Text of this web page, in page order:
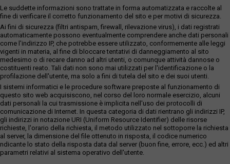
Le suddette informazioni sono trattate in forma automatizzata e raccolte al
fine di verificare il corretto funzionamento del sito e per motivi di sicurezza.
Ai fini di sicurezza (filtri antispam, firewall, rilevazione virus), i dati registrati
automaticamente possono eventualmente comprendere anche dati personali
come l'indirizzo IP, che potrebbe essere utilizzato, conformemente alle leggi
vigenti in materia, al fine di bloccare tentativi di danneggiamento al sito
medesimo o di recare danno ad altri utenti, o comunque attività dannose o
costituenti reato. Tali dati non sono mai utilizzati per l'identificazione o la
profilazione dell'utente, ma solo a fini di tutela del sito e dei suoi utenti.
I sistemi informatici e le procedure software preposte al funzionamento di
questo sito web acquisiscono, nel corso del loro normale esercizio, alcuni
dati personali la cui trasmissione è implicita nell'uso dei protocolli di
comunicazione di Internet. In questa categoria di dati rientrano gli indirizzi IP,
gli indirizzi in notazione URI (Uniform Resource Identifier) delle risorse
richieste, l'orario della richiesta, il metodo utilizzato nel sottoporre la richiesta
al server, la dimensione del file ottenuto in risposta, il codice numerico
ndicante lo stato della risposta data dal server (buon fine, errore, ecc.) ed altri
parametri relativi al sistema operativo dell'utente.